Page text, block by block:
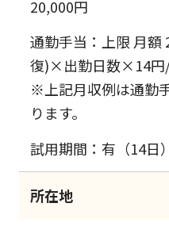
20,000円
通勤手当：上限 月額
復)×出勤日数×14
※上記月収例は通勤
ります。
試用期間：有（14
所在地